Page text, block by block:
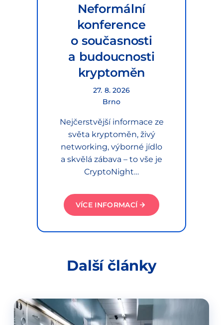
Neformální
konference
o současnosti
a budoucnosti
kryptoměn
27. 8. 2026
Brno
Nejčerstvější informace ze
světa kryptoměn, živý
networking, výborné jídlo
a skvělá zábava – to vše je
CryptoNight…
VÍCE INFORMACÍ
Další články